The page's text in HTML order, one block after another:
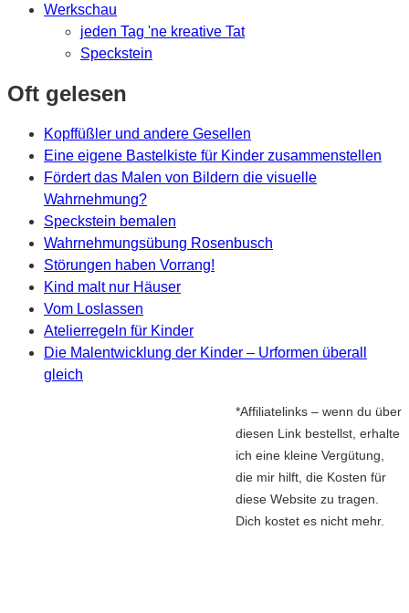
Werkschau
jeden Tag 'ne kreative Tat
Speckstein
Oft gelesen
Kopffüßler und andere Gesellen
Eine eigene Bastelkiste für Kinder zusammenstellen
Fördert das Malen von Bildern die visuelle
Wahrnehmung?
Speckstein bemalen
Wahrnehmungsübung Rosenbusch
Störungen haben Vorrang!
Kind malt nur Häuser
Vom Loslassen
Atelierregeln für Kinder
Die Malentwicklung der Kinder – Urformen überall
gleich
*Affiliatelinks – wenn du über
diesen Link bestellst, erhalte
ich eine kleine Vergütung,
die mir hilft, die Kosten für
diese Website zu tragen.
Dich kostet es nicht mehr.